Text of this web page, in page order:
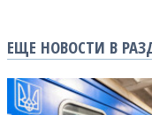
ЕЩЕ НОВОСТИ В